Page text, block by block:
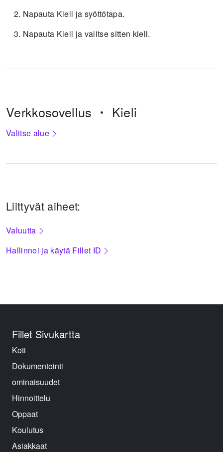
Napauta Kieli ja syöttötapa.
Napauta Kieli ja valitse sitten kieli.
Verkkosovellus Kieli
Valitse alue
Liittyvät aiheet:
Valuutta
Hallinnoi ja käytä Fillet ID
Fillet Sivukartta
Koti
Dokumentointi
ominaisuudet
Hinnoittelu
Oppaat
Koulutus
Asiakkaat